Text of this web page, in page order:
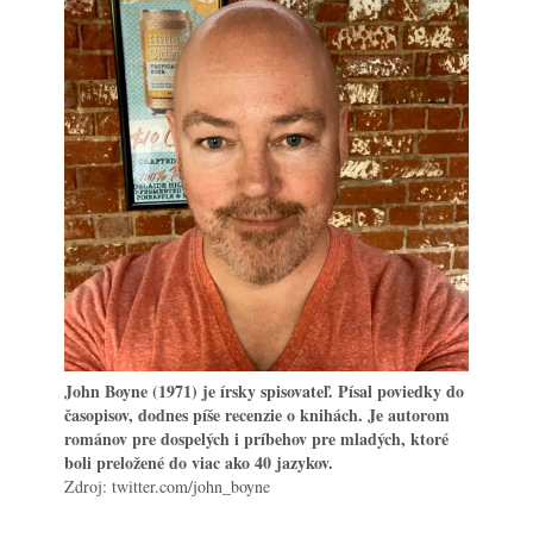
John Boyne (1971) je írsky spisovateľ. Písal poviedky do
časopisov, dodnes píše recenzie o knihách. Je autorom
románov pre dospelých i príbehov pre mladých, ktoré
boli preložené do viac ako 40 jazykov.
Zdroj: twitter.com/john_boyne